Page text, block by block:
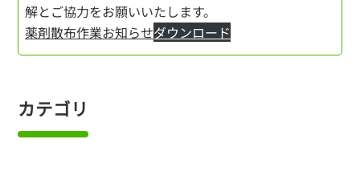
解とご協力をお願いいたします。
薬剤散布作業お知らせダウンロード
カテゴリ